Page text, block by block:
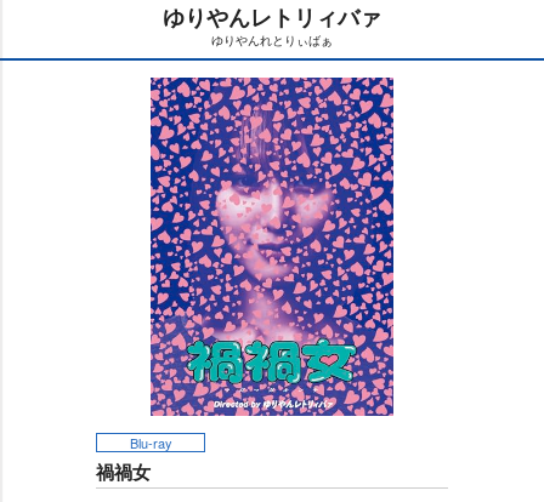
t
e
ゆりやんレトリィバァ
ゆりやんれとりぃばぁ
Blu-ray
禍禍女